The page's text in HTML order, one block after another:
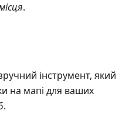
.
інструмент, який
на мапі для ваших